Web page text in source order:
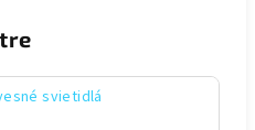
svietidlá